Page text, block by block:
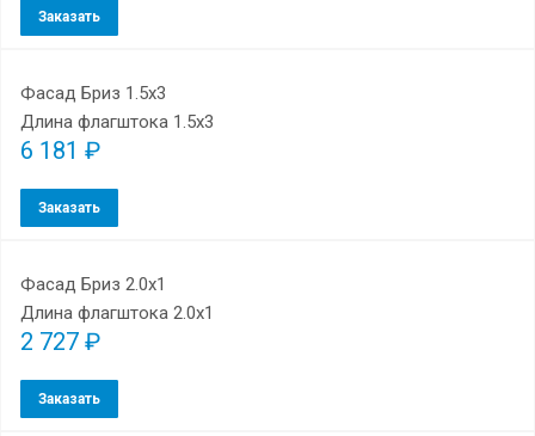
Заказать
Фасад Бриз 1.5х3
Длина флагштока 1.5х3
6 181 ₽
Заказать
Фасад Бриз 2.0х1
Длина флагштока 2.0х1
2 727 ₽
Заказать